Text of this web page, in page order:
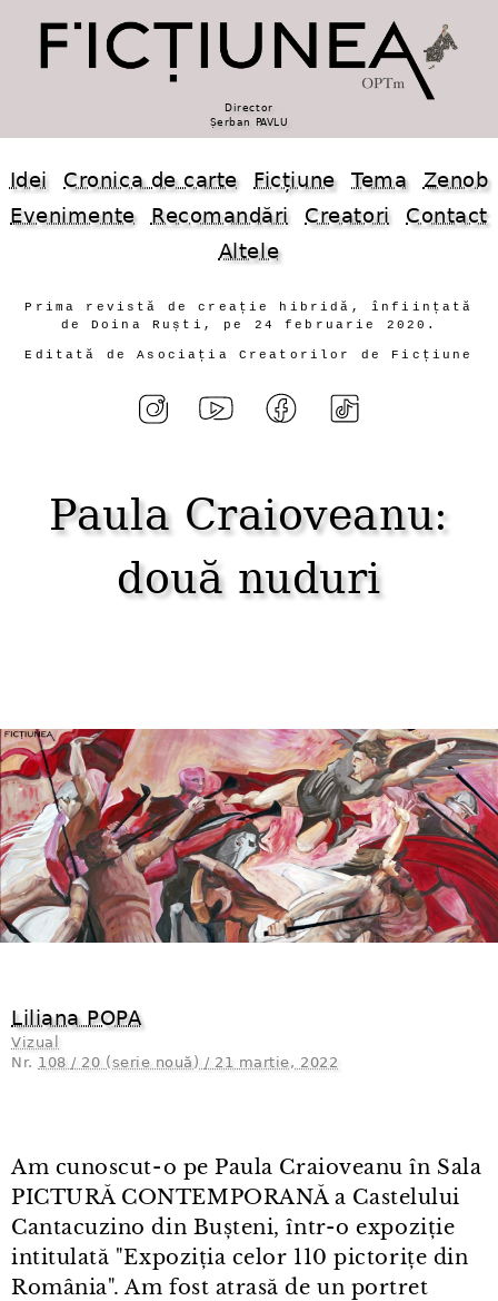
Director
Șerban PAVLU
Idei Cronica de carte Ficțiune Tema
Zenob
Evenimente
Recomandări Creatori
Contact
Altele
Prima revistă de creație hibridă, înființată
de Doina Ruști, pe 24 februarie 2020.
Editată de Asociația Creatorilor de Ficțiune
Paula Craioveanu:
două nuduri
Liliana POPA
Vizual
Nr. 108 / 20 (serie nouă) / 21 martie, 2022
Am cunoscut⁠-⁠o pe Paula Craioveanu în Sala
PICTURĂ CONTEMPORANĂ a Castelului
Cantacuzino din Bușteni, într⁠-⁠o expoziție
intitulată "Expoziția celor 110 pictorițe din
România". Am fost atrasă de un portret